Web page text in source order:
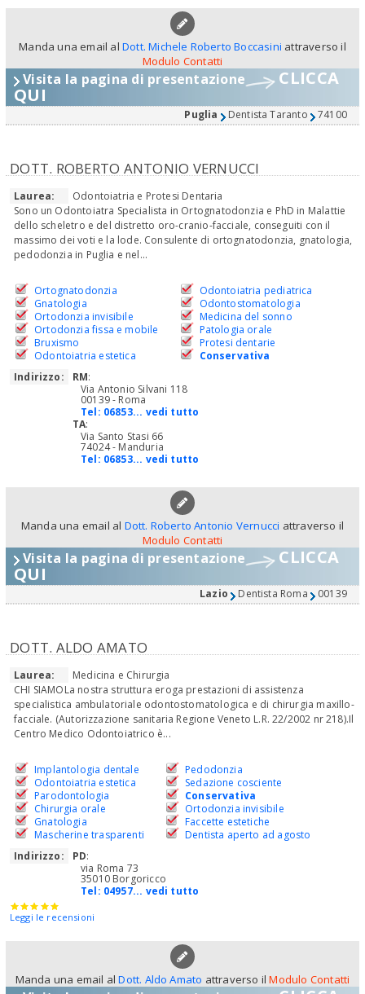
Manda una email al Dott. Michele Roberto Boccasini attraverso il
Modulo Contatti
Visita la pagina di presentazione CLICCA
QUI
Puglia Dentista Taranto 74100
DOTT. ROBERTO ANTONIO VERNUCCI
Laurea:
Odontoiatria e Protesi Dentaria
Sono un Odontoiatra Specialista in Ortognatodonzia e PhD in Malattie
dello scheletro e del distretto oro-cranio-facciale, conseguiti con il
massimo dei voti e la lode. Consulente di ortognatodonzia, gnatologia,
pedodonzia in Puglia e nel...
Ortognatodonzia
Gnatologia
Ortodonzia invisibile
Ortodonzia fissa e mobile
Bruxismo
Odontoiatria estetica
Odontoiatria pediatrica
Odontostomatologia
Medicina del sonno
Patologia orale
Protesi dentarie
Conservativa
Indirizzo:
RM:
Via Antonio Silvani 118
00139 - Roma
Tel: 06853... vedi tutto
TA:
Via Santo Stasi 66
74024 - Manduria
Tel: 06853... vedi tutto
Manda una email al Dott. Roberto Antonio Vernucci attraverso il
Modulo Contatti
Visita la pagina di presentazione CLICCA
QUI
Lazio Dentista Roma 00139
DOTT. ALDO AMATO
Laurea:
Medicina e Chirurgia
CHI SIAMOLa nostra struttura eroga prestazioni di assistenza
specialistica ambulatoriale odontostomatologica e di chirurgia maxillo-
facciale. (Autorizzazione sanitaria Regione Veneto L.R. 22/2002 nr 218).Il
Centro Medico Odontoiatrico è...
Implantologia dentale
Odontoiatria estetica
Parodontologia
Chirurgia orale
Gnatologia
Mascherine trasparenti
Pedodonzia
Sedazione cosciente
Conservativa
Ortodonzia invisibile
Faccette estetiche
Dentista aperto ad agosto
Indirizzo:
PD:
via Roma 73
35010 Borgoricco
Tel: 04957... vedi tutto
Leggi le recensioni
Manda una email alDott. Aldo Amato attraverso ilModulo Contatti